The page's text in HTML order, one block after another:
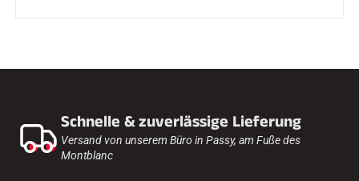
Schnelle & zuverlässige Lieferung
Versand von unserem Büro in Passy, am Fuße des
Montblanc